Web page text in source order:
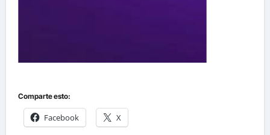
Comparte esto:
Facebook X